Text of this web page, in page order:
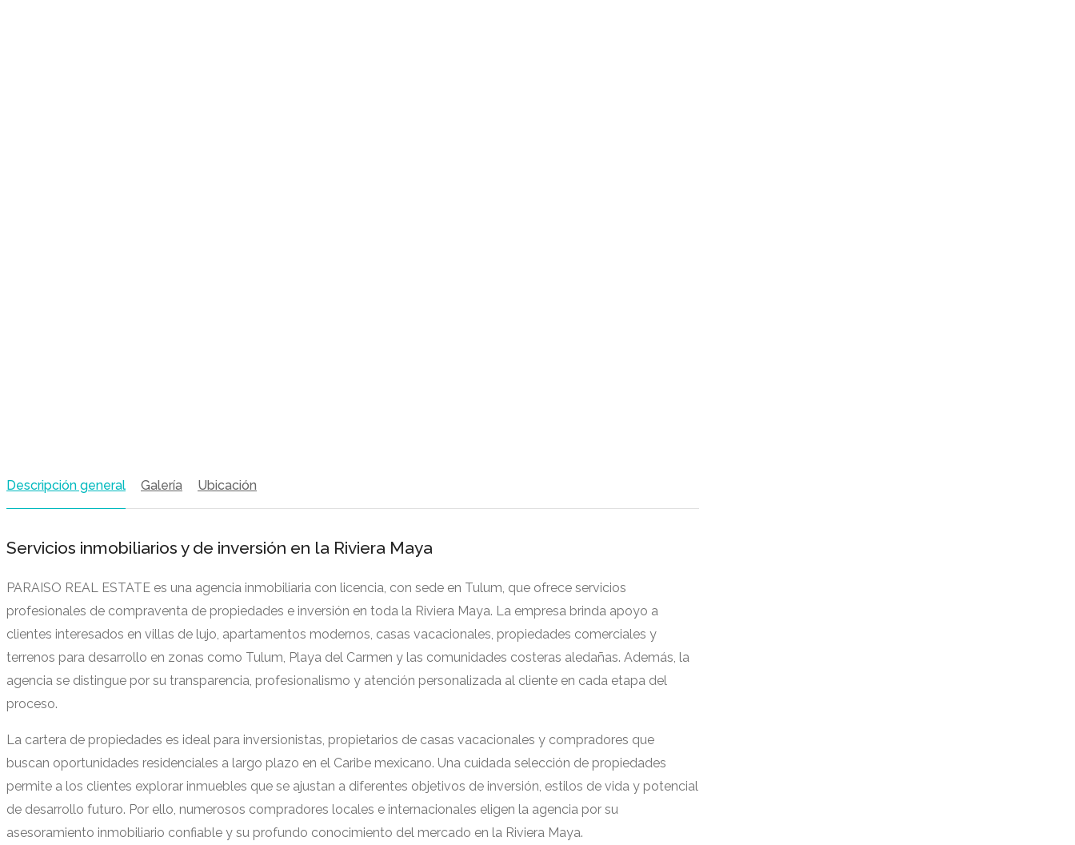
Descripción general Galería Ubicación
Servicios inmobiliarios y de inversión en la Riviera Maya
PARAISO REAL ESTATE es una agencia inmobiliaria con licencia, con sede en Tulum, que ofrece servicios
profesionales de compraventa de propiedades e inversión en toda la Riviera Maya. La empresa brinda apoyo a
clientes interesados en villas de lujo, apartamentos modernos, casas vacacionales, propiedades comerciales y
terrenos para desarrollo en zonas como Tulum, Playa del Carmen y las comunidades costeras aledañas. Además, la
agencia se distingue por su transparencia, profesionalismo y atención personalizada al cliente en cada etapa del
proceso.
La cartera de propiedades es ideal para inversionistas, propietarios de casas vacacionales y compradores que
buscan oportunidades residenciales a largo plazo en el Caribe mexicano. Una cuidada selección de propiedades
permite a los clientes explorar inmuebles que se ajustan a diferentes objetivos de inversión, estilos de vida y potencial
de desarrollo futuro. Por ello, numerosos compradores locales e internacionales eligen la agencia por su
asesoramiento inmobiliario confiable y su profundo conocimiento del mercado en la Riviera Maya.